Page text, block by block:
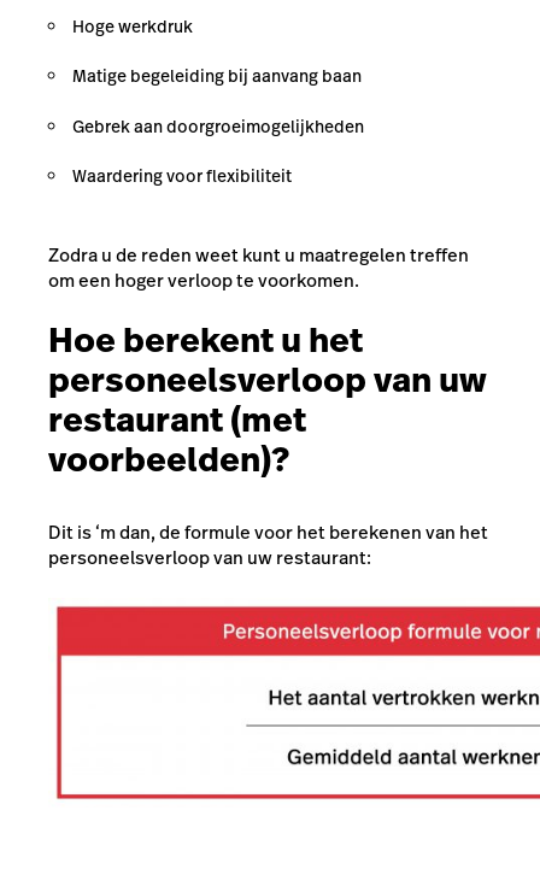
Hoge werkdruk
Matige begeleiding bij aanvang baan
Gebrek aan doorgroeimogelijkheden
Waardering voor flexibiliteit
Zodra u de reden weet kunt u maatregelen treffen
om een hoger verloop te voorkomen.
Hoe berekent u het
personeelsverloop van uw
restaurant (met
voorbeelden)?
Dit is ‘m dan, de formule voor het berekenen van het
personeelsverloop van uw restaurant: